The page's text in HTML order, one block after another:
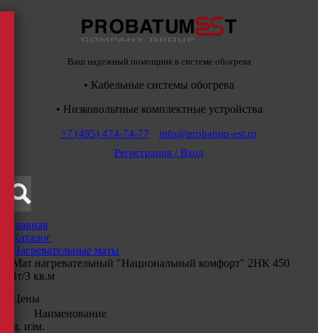
Ваш надежный помощник в системе обогрева
• Кабельные системы обогрева
• Низковольтные комплектные устройства
+7 (495) 474-74-77
info@probatum-est.ru
Регистрация / Вход
Главная
Каталог
Нагревательные маты
Мат нагревательный "Национальный комфорт" 2НК 450
Вт/3 кв.м
Цены
Наименование
Ед. изм.